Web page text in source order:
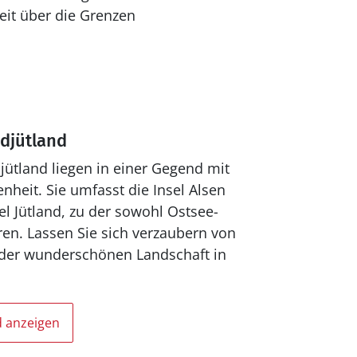
über die Grenzen
liegen in einer Gegend mit
Sie umfasst die Insel Alsen
Jütland, zu der sowohl Ostsee-
Lassen Sie sich verzaubern von
wunderschönen Landschaft in
anzeigen